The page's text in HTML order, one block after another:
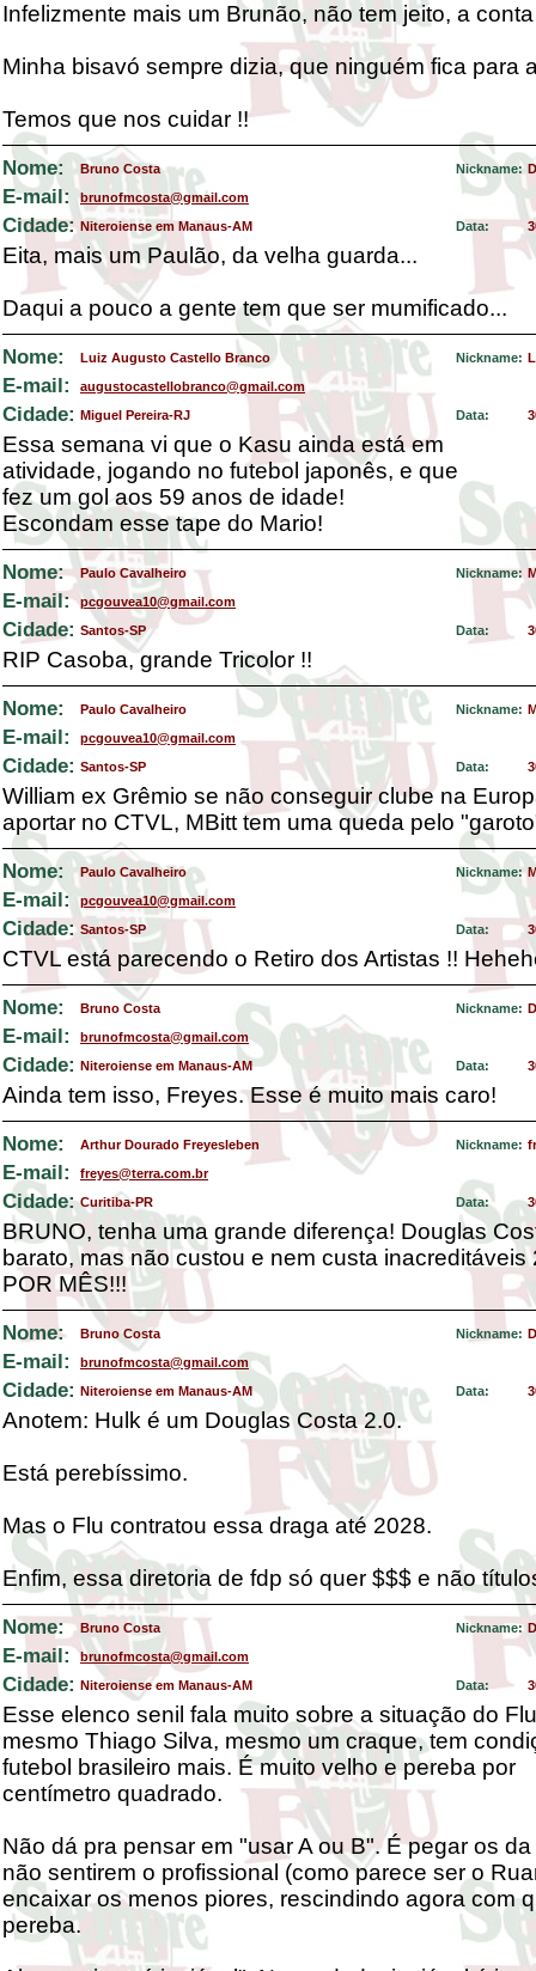
Infelizmente mais um Brunão, não tem jeito, a
Minha bisavó sempre dizia, que ninguém fica para
Temos que nos cuidar !!
Nome: Bruno Costa Nickname:
E-mail: brunofmcosta@gmail.com
Cidade: Niteroiense em Manaus-AM Data:
Eita, mais um Paulão, da velha guarda...
Daqui a pouco a gente tem que ser mumificado...
Nome: Luiz Augusto Castello Branco Nickname:
E-mail: augustocastellobranco@gmail.com
Cidade: Miguel Pereira-RJ Data:
Essa semana vi que o Kasu ainda está em
atividade, jogando no futebol japonês, e que
fez um gol aos 59 anos de idade!
Escondam esse tape do Mario!
Nome: Paulo Cavalheiro Nickname:
E-mail: pcgouvea10@gmail.com
Cidade: Santos-SP Data:
RIP Casoba, grande Tricolor !!
Nome: Paulo Cavalheiro Nickname:
E-mail: pcgouvea10@gmail.com
Cidade: Santos-SP Data:
William ex Grêmio se não conseguir clube na
aportar no CTVL, MBitt tem uma queda pelo
Nome: Paulo Cavalheiro Nickname:
E-mail: pcgouvea10@gmail.com
Cidade: Santos-SP Data:
CTVL está parecendo o Retiro dos Artistas !!
Nome: Bruno Costa Nickname:
E-mail: brunofmcosta@gmail.com
Cidade: Niteroiense em Manaus-AM Data:
Ainda tem isso, Freyes. Esse é muito mais caro!
Nome: Arthur Dourado Freyesleben Nickname:
E-mail: freyes@terra.com.br
Cidade: Curitiba-PR Data:
BRUNO, tenha uma grande diferença! Douglas
barato, mas não custou e nem custa inacreditáveis
POR MÊS!!!
Nome: Bruno Costa Nickname:
E-mail: brunofmcosta@gmail.com
Cidade: Niteroiense em Manaus-AM Data:
Anotem: Hulk é um Douglas Costa 2.0.
Está perebíssimo.
Mas o Flu contratou essa draga até 2028.
Enfim, essa diretoria de fdp só quer $$$ e não
Nome: Bruno Costa Nickname:
E-mail: brunofmcosta@gmail.com
Cidade: Niteroiense em Manaus-AM Data:
Esse elenco senil fala muito sobre a situação do
mesmo Thiago Silva, mesmo um craque, tem
futebol brasileiro mais. É muito velho e pereba por
centímetro quadrado.
Não dá pra pensar em "usar A ou B". É pegar os
não sentirem o profissional (como parece ser o
encaixar os menos piores, rescindindo agora com
pereba.